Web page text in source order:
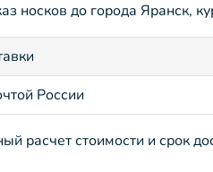
носков до города Яранск,
России
расчет стоимости и срок